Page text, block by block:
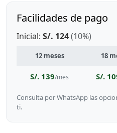
Facilidades de pago
Inicial: S/. 124(10%)
12 meses 18
S/. 139/mes S/.
Consulta por WhatsApp las
ti.